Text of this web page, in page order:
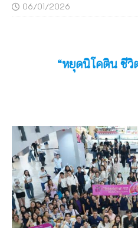
06/01/2026
“หยุดนิโคติน ชีวิ